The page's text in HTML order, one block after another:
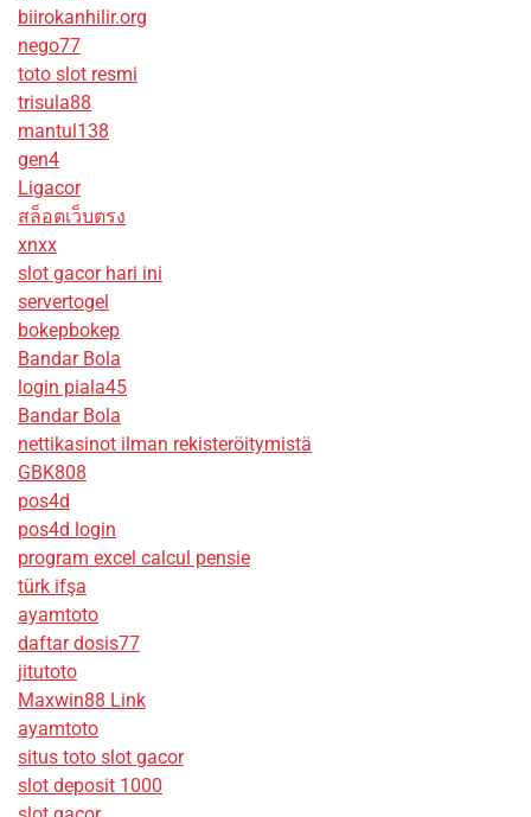
biirokanhilir.org
nego77
toto slot resmi
trisula88
mantul138
gen4
Ligacor
สล็อตเว็บตรง
xnxx
slot gacor hari ini
servertogel
bokepbokep
Bandar Bola
login piala45
Bandar Bola
nettikasinot ilman rekisteröitymistä
GBK808
pos4d
pos4d login
program excel calcul pensie
türk ifşa
ayamtoto
daftar dosis77
jitutoto
Maxwin88 Link
ayamtoto
situs toto slot gacor
slot deposit 1000